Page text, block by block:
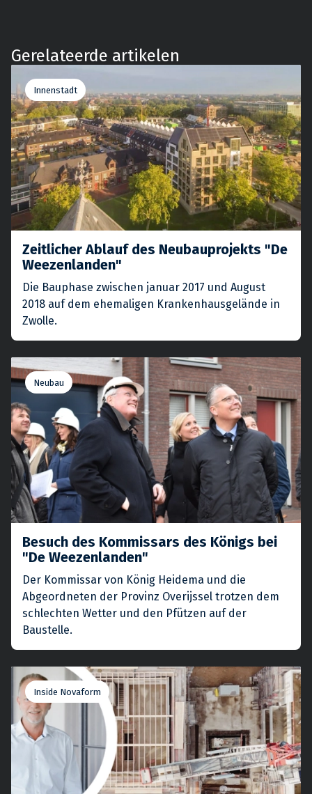
Gerelateerde artikelen
Innenstadt
Zeitlicher Ablauf des Neubauprojekts "De
Weezenlanden"
Die Bauphase zwischen januar 2017 und August
2018 auf dem ehemaligen Krankenhausgelände in
Zwolle.
Neubau
Besuch des Kommissars des Königs bei
"De Weezenlanden"
Der Kommissar von König Heidema und die
Abgeordneten der Provinz Overijssel trotzen dem
schlechten Wetter und den Pfützen auf der
Baustelle.
Inside Novaform